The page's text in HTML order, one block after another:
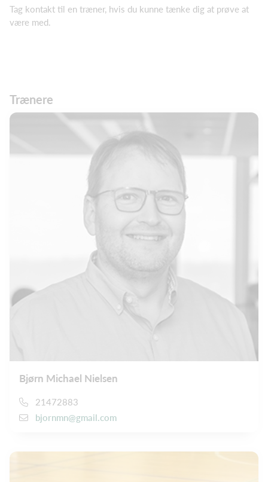
Tag kontakt til en træner, hvis du kunne tænke dig at prøve at
være med.
Trænere
Bjørn Michael Nielsen
21472883
bjornmn@gmail.com